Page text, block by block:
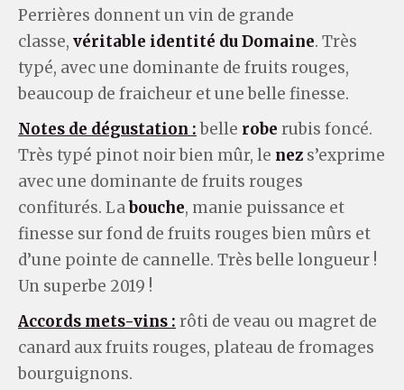
Perrières donnent un vin de grande
classe, véritable identité du Domaine. Très
typé, avec une dominante de fruits rouges,
beaucoup de fraicheur et une belle finesse.
Notes de dégustation :belle robe rubis foncé.
Très typé pinot noir bien mûr, le nez s’exprime
avec une dominante de fruits rouges
confiturés. Labouche, manie puissance et
finesse sur fond de fruits rouges bien mûrs et
d’une pointe de cannelle. Très belle longueur !
Un superbe 2019 !
Accords mets-vins : rôti de veau ou magret de
canard aux fruits rouges, plateau de fromages
bourguignons.